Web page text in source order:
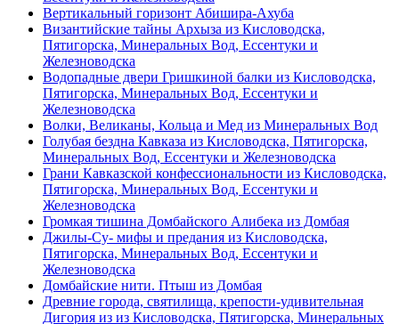
Вертикальный горизонт Абишира-Ахуба
Византийские тайны Архыза из Кисловодска,
Пятигорска, Минеральных Вод, Ессентуки и
Железноводска
Водопадные двери Гришкиной балки из Кисловодска,
Пятигорска, Минеральных Вод, Ессентуки и
Железноводска
Волки, Великаны, Кольца и Мед из Минеральных Вод
Голубая бездна Кавказа из Кисловодска, Пятигорска,
Минеральных Вод, Ессентуки и Железноводска
Грани Кавказской конфессиональности из Кисловодска,
Пятигорска, Минеральных Вод, Ессентуки и
Железноводска
Громкая тишина Домбайского Алибека из Домбая
Джилы-Су- мифы и предания из Кисловодска,
Пятигорска, Минеральных Вод, Ессентуки и
Железноводска
Домбайские нити. Птыш из Домбая
Древние города, святилища, крепости-удивительная
Дигория из из Кисловодска, Пятигорска, Минеральных